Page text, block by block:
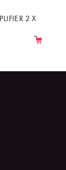
2 X